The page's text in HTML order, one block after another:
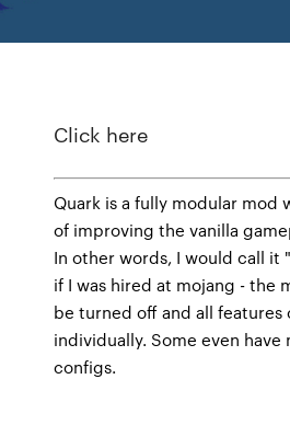
Click here
Quark is a fully modular mod
of improving the vanilla
In other words, I would call it
if I was hired at mojang - the
be turned off and all
individually. Some even
configs.